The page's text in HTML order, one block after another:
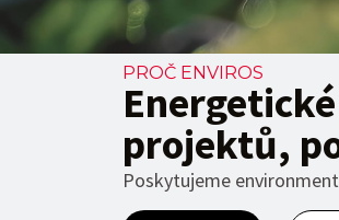
PROČ ENVIROS
projektů,
Poskytujeme